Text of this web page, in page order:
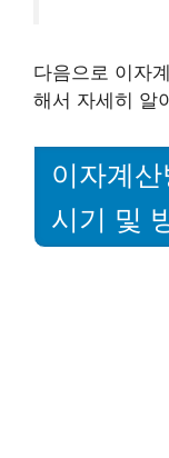
다음으로 이자
해서 자세히 알
이자계
시기 및